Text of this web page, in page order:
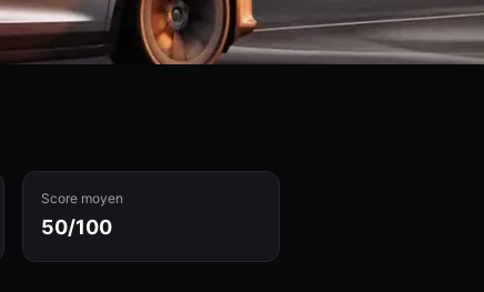
Score moyen
50/100